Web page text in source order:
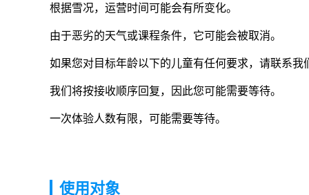
根据雪况，运营时间可能会有所变化。
由于恶劣的天气或课程条件，它可能会被取消。
如果您对目标年龄以下的儿童有任何要求，请联系我
我们将按接收顺序回复，因此您可能需要等待。
一次体验人数有限，可能需要等待。
使用对象